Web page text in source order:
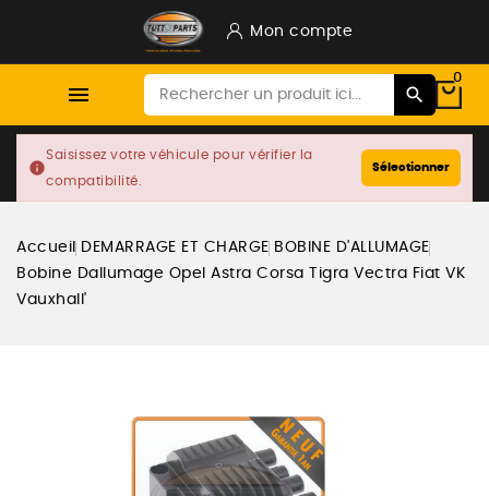
Mon compte

0
info
Saisissez votre véhicule pour vérifier la
compatibilité.
Sélectionner
Accueil DEMARRAGE ET CHARGE BOBINE D'ALLUMAGE
Bobine Dallumage Opel Astra Corsa Tigra Vectra Fiat VK
Vauxhall'